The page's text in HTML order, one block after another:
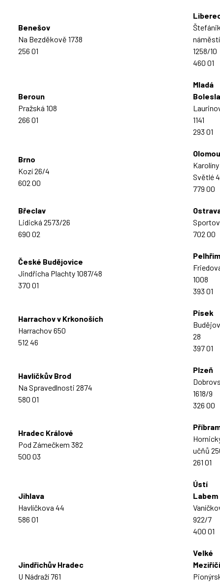
Benešov
Na Bezděkově 1738
256 01
náměstí
1258/10
460 01
Beroun
Pražská 108
266 01
Mladá
1141
293 01
Brno
Kozí 26/4
602 00
Karolíny
Světlé 4
779 00
Břeclav
Lidická 2573/26
690 02
702 00
České Budějovice
Jindřicha Plachty 1087/48
370 01
1008
393 01
Harrachov v Krkonoších
Harrachov 650
512 46
Písek
28
397 01
Havlíčkův Brod
Na Spravedlnosti 2874
580 01
Plzeň
1618/9
326 00
Hradec Králové
Pod Zámečkem 382
500 03
učňů
261 01
Jihlava
Havlíčkova 44
586 01
Ústí
Labem
922/7
400 01
Jindřichův Hradec
U Nádraží 761
Velké
Meziříčí